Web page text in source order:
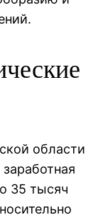
области
35 тысяч